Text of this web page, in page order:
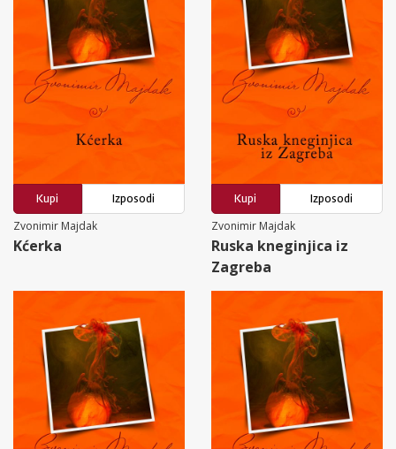
Kupi
Izposodi
Zvonimir Majdak
Kćerka
Kupi
Izposodi
Zvonimir Majdak
Ruska kneginjica iz
Zagreba